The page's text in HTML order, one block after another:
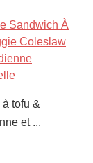
Sandwich À
Coleslaw
tofu &
et ...